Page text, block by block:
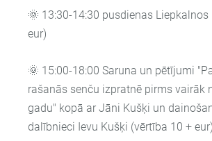
🌞 13:30-14:30 pusdienas Liepkalnos
eur)
🌞 15:00-18:00 Saruna un pētījumi
rašanās senču izpratnē pirms vairāk
gadu" kopā ar Jāni Kušķi un
dalībnieci Ievu Kušķi (vērtība 10 + eur)